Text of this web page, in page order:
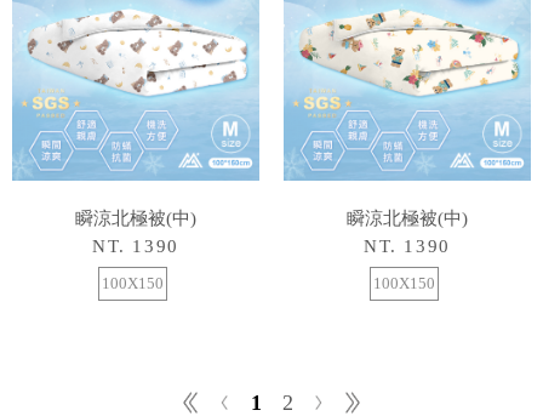
瞬涼北極被(中)
NT. 1390
100X150
瞬涼北極被(中)
NT. 1390
100X150
1 2